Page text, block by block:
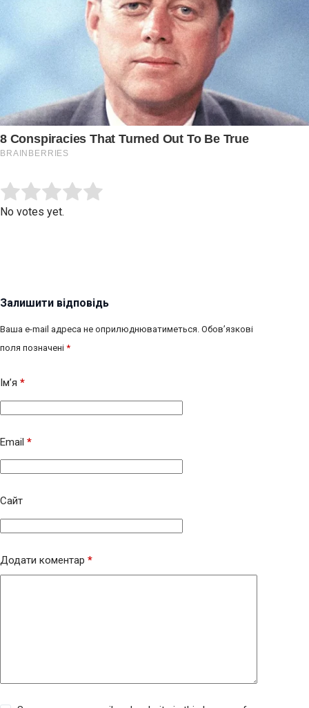
Rate this item:
No votes yet.
Залишити відповідь
Ваша e-mail адреса не оприлюднюватиметься. Обов’язкові
поля позначені *
Ім’я *
Email *
Сайт
Додати коментар *